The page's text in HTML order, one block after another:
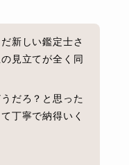
新しい鑑定士さ
見立てが全く同
だろ？と思った
丁寧で納得いく